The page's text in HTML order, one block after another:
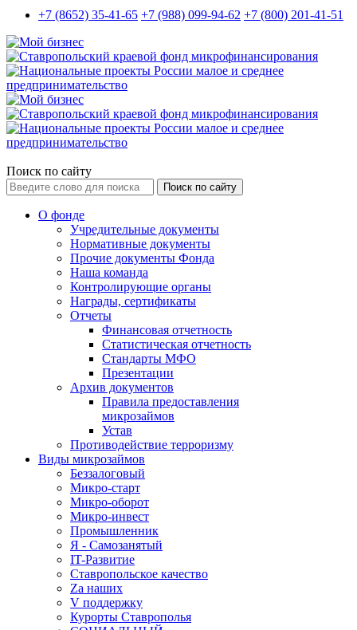
+7 (8652) 35-41-65 +7 (988) 099-94-62 +7 (800) 201-41-51
Поиск по сайту
Поиск по сайту
О фонде
Учредительные документы
Нормативные документы
Прочие документы Фонда
Наша команда
Контролирующие органы
Награды, сертификаты
Отчеты
Финансовая отчетность
Статистическая отчетность
Стандарты МФО
Презентации
Архив документов
Правила предоставления
микрозаймов
Устав
Противодействие терроризму
Виды микрозаймов
Беззалоговый
Микро-старт
Микро-оборот
Микро-инвест
Промышленник
Я - Самозанятый
IT-Развитие
Ставропольское качество
Za наших
V поддержку
Курорты Ставрополья